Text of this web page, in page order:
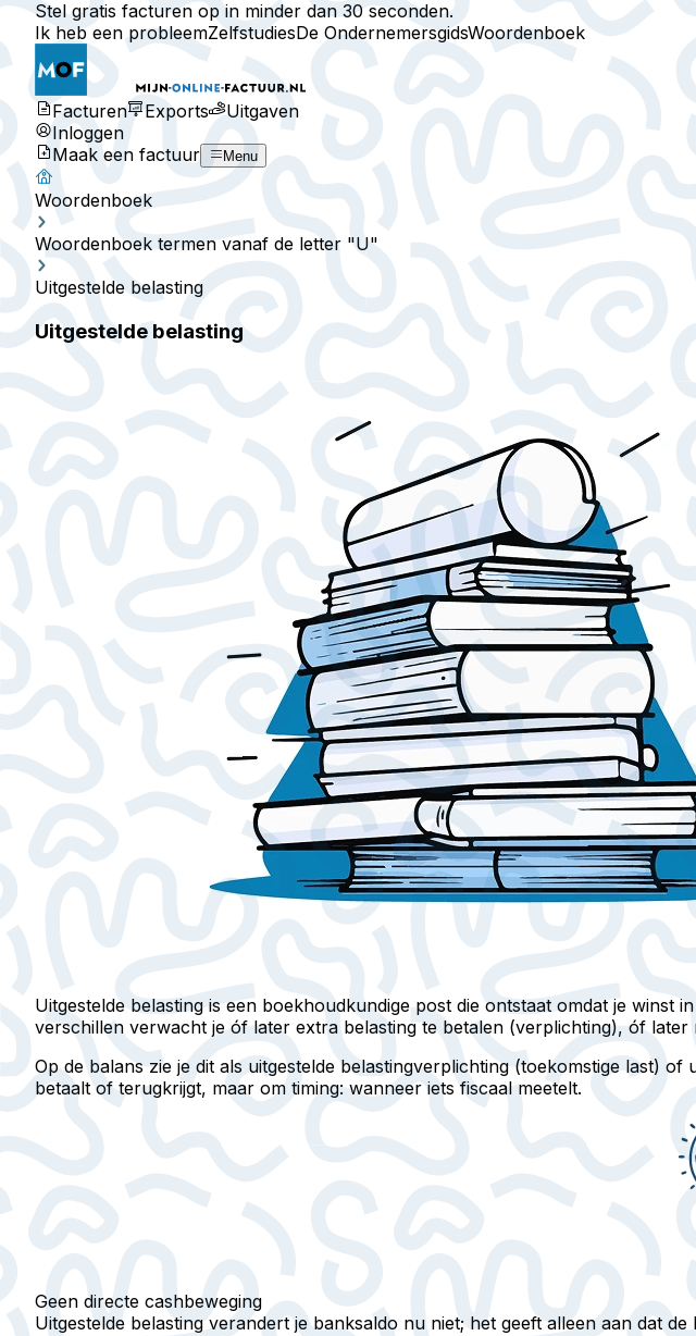
Stel gratis facturen op in minder dan 30 seconden.
Ik heb een probleemZelfstudiesDe OndernemersgidsWoordenboek
Facturen Exports
Uitgaven
Inloggen
Maak een factuur
Menu
Woordenboek
Woordenboek termen vanaf de letter "U"
Uitgestelde belasting
Uitgestelde belasting
Uitgestelde belasting is een boekhoudkundige post die ontstaat omdat je winst
verschillen verwacht je óf later extra belasting te betalen (verplichting), óf later
Op de balans zie je dit als uitgestelde belastingverplichting (toekomstige last) of
betaalt of terugkrijgt, maar om timing: wanneer iets fiscaal meetelt.
Geen directe cashbeweging
Uitgestelde belasting verandert je banksaldo nu niet; het geeft alleen aan dat